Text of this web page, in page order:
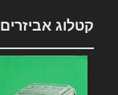
קטלוג אביזרים 1981 Jeep